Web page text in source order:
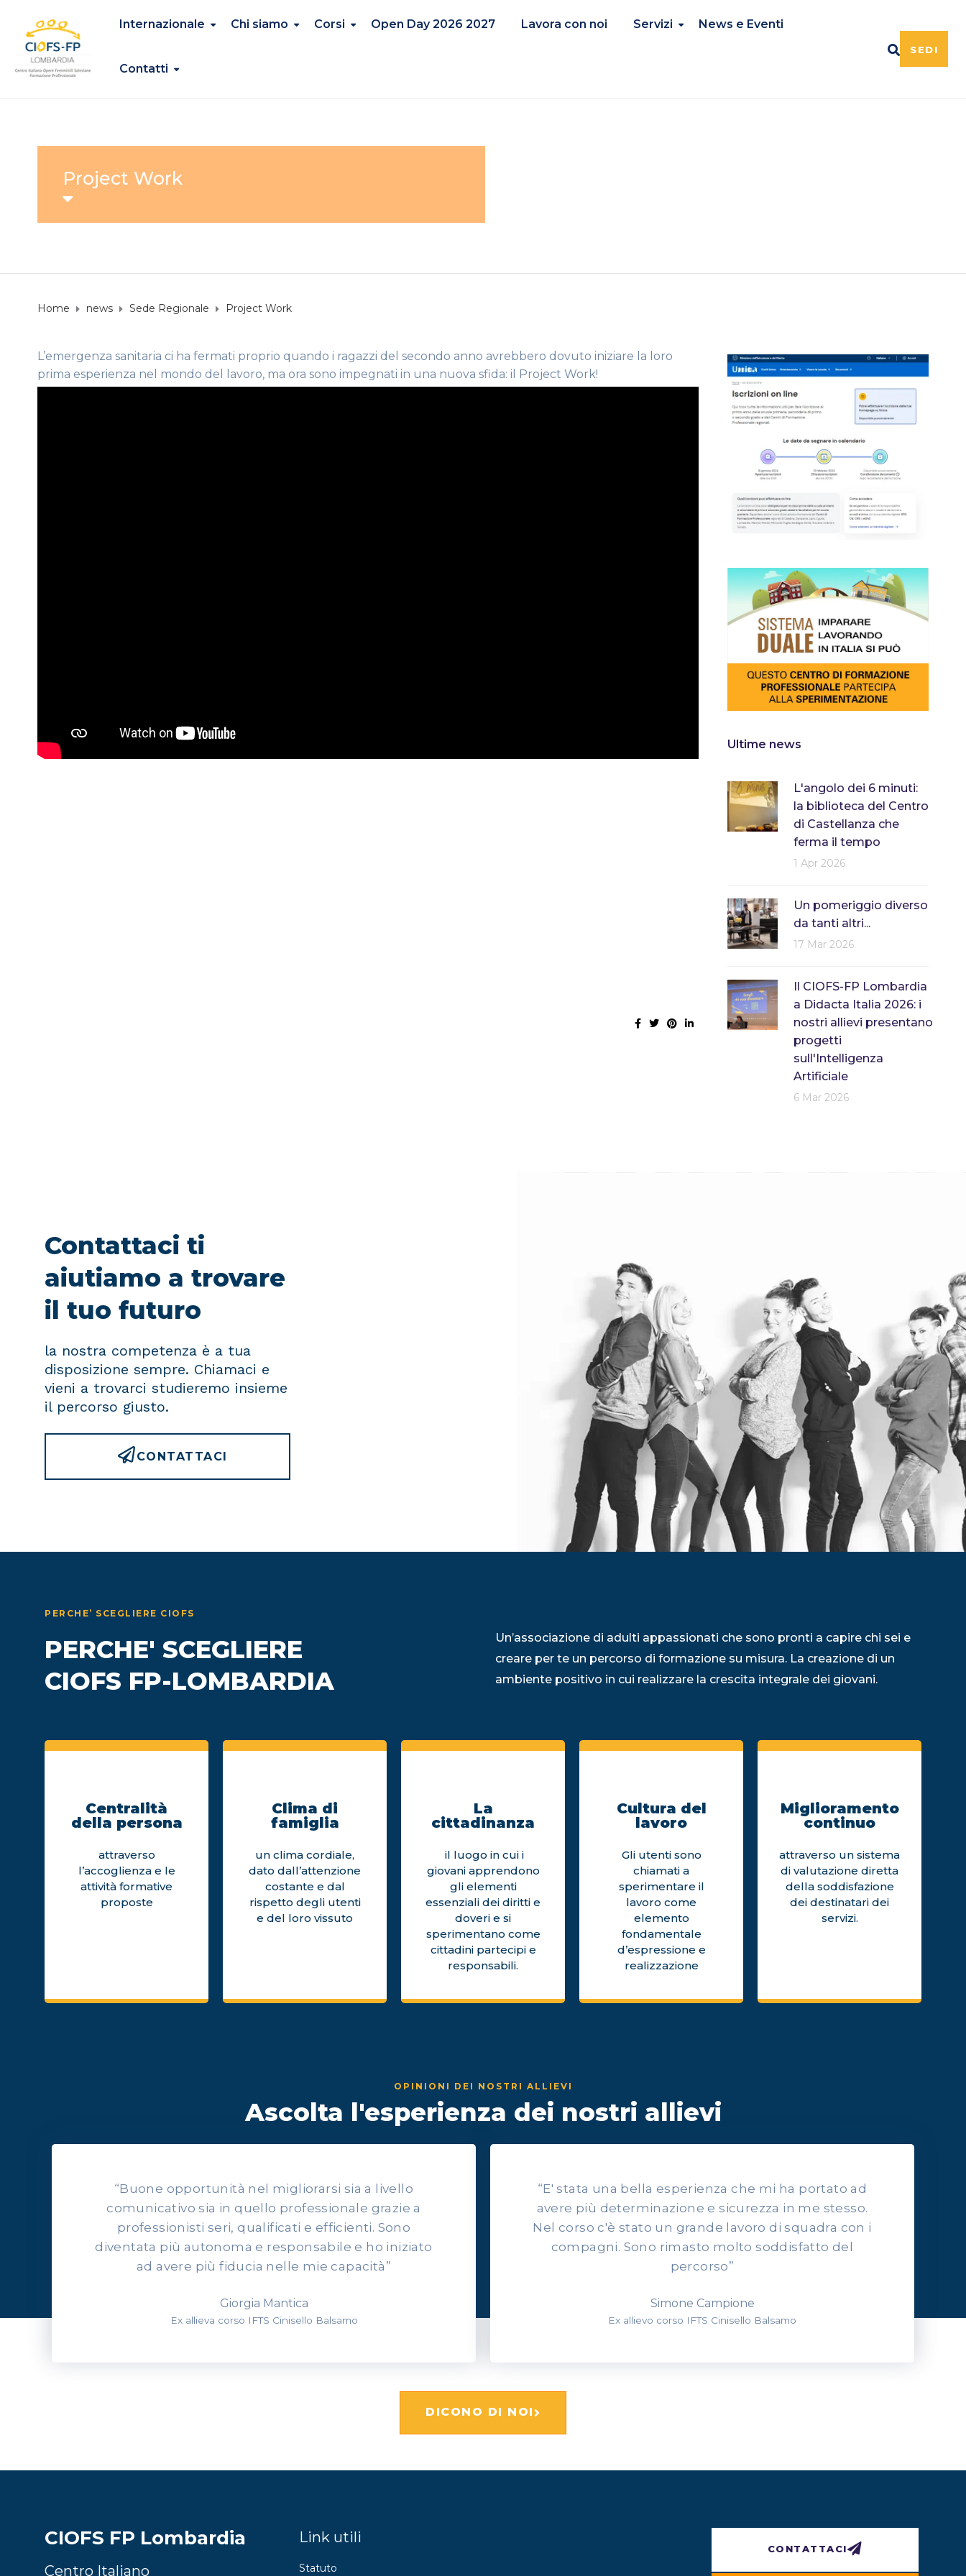
Internazionale Chi siamo Corsi Open Day 2026 2027 Lavora con noi Servizi News e Eventi
Contatti
SEDI
Project Work
Home news Sede Regionale Project Work
L’emergenza sanitaria ci ha fermati proprio quando i ragazzi del secondo anno avrebbero dovuto iniziare la loro
prima esperienza nel mondo del lavoro, ma ora sono impegnati in una nuova sfida: il Project Work!
Ultime news
L'angolo dei 6 minuti:
la biblioteca del Centro
di Castellanza che
ferma il tempo
1 Apr 2026
Un pomeriggio diverso
da tanti altri...
17 Mar 2026
Il CIOFS-FP Lombardia
a Didacta Italia 2026: i
nostri allievi presentano
progetti
sull'Intelligenza
Artificiale
6 Mar 2026
Contattaci ti
aiutiamo a trovare
il tuo futuro
la nostra competenza è a tua
disposizione sempre. Chiamaci e
vieni a trovarci studieremo insieme
il percorso giusto.
CONTATTACI
PERCHE’ SCEGLIERE CIOFS
PERCHE' SCEGLIERE
CIOFS FP-LOMBARDIA
Un’associazione di adulti appassionati che sono pronti a capire chi sei e
creare per te un percorso di formazione su misura. La creazione di un
ambiente positivo in cui realizzare la crescita integrale dei giovani.
Centralità
della persona
attraverso
l’accoglienza e le
attività formative
proposte
Clima di
famiglia
un clima cordiale,
dato dall’attenzione
costante e dal
rispetto degli utenti
e del loro vissuto
La
cittadinanza
il luogo in cui i
giovani apprendono
gli elementi
essenziali dei diritti e
doveri e si
sperimentano come
cittadini partecipi e
responsabili.
Cultura del
lavoro
Gli utenti sono
chiamati a
sperimentare il
lavoro come
elemento
fondamentale
d’espressione e
realizzazione
Miglioramento
continuo
attraverso un sistema
di valutazione diretta
della soddisfazione
dei destinatari dei
servizi.
OPINIONI DEI NOSTRI ALLIEVI
Ascolta l'esperienza dei nostri allievi
“Buone opportunità nel migliorarsi sia a livello
comunicativo sia in quello professionale grazie a
professionisti seri, qualificati e efficienti. Sono
diventata più autonoma e responsabile e ho iniziato
ad avere più fiducia nelle mie capacità”
Giorgia Mantica
Ex allieva corso IFTS Cinisello Balsamo
“E' stata una bella esperienza che mi ha portato ad
avere più determinazione e sicurezza in me stesso.
Nel corso c'è stato un grande lavoro di squadra con i
compagni. Sono rimasto molto soddisfatto del
percorso”
Simone Campione
Ex allievo corso IFTS Cinisello Balsamo
DICONO DI NOI
CIOFS FP Lombardia
Centro Italiano
Link utili
Statuto
CONTATTACI